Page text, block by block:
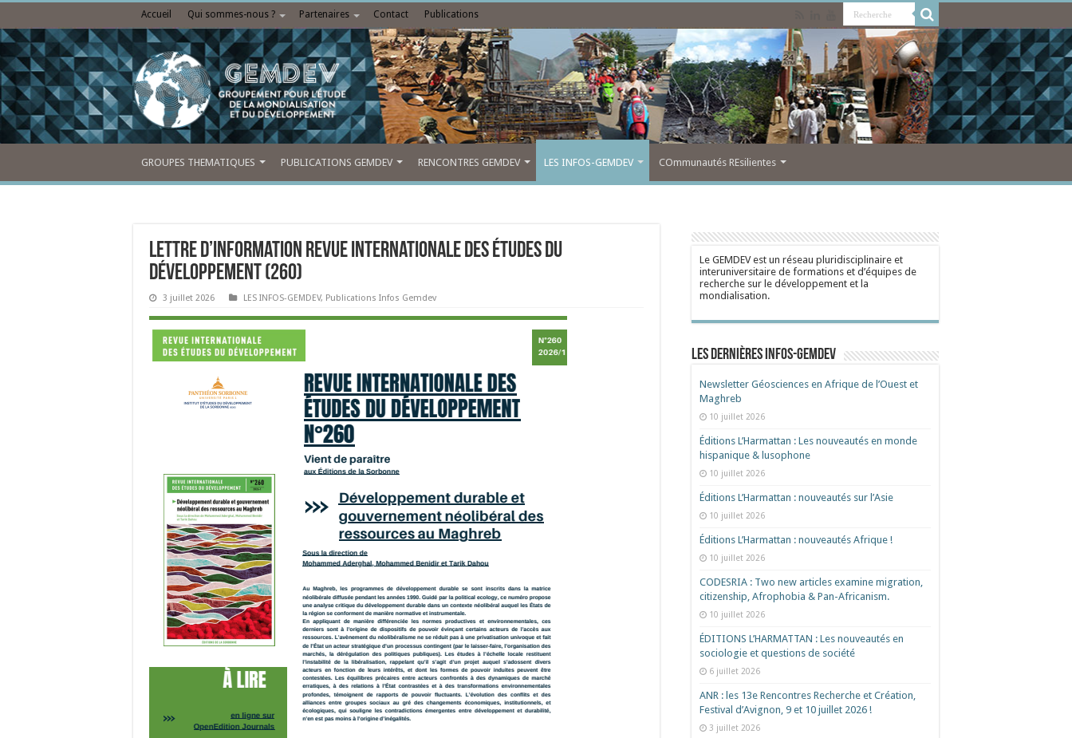
Accueil Qui sommes-nous ? Partenaires Contact Publications
GROUPES THEMATIQUES PUBLICATIONS GEMDEV RENCONTRES GEMDEV LES INFOS-GEMDEV COmmunautés REsilientes
Lettre d’information Revue internationale des études du
développement (260)
3 juillet 2026 LES INFOS-GEMDEV, Publications Infos Gemdev
Le GEMDEV est un réseau pluridisciplinaire et
interuniversitaire de formations et d’équipes de
recherche sur le développement et la
mondialisation.
Les dernières Infos-Gemdev
Newsletter Géosciences en Afrique de l’Ouest et
Maghreb
10 juillet 2026
Éditions L’Harmattan : Les nouveautés en monde
hispanique & lusophone
10 juillet 2026
Éditions L’Harmattan : nouveautés sur l’Asie
10 juillet 2026
Éditions L’Harmattan : nouveautés Afrique !​
10 juillet 2026
CODESRIA : Two new articles examine migration,
citizenship, Afrophobia & Pan-Africanism.
10 juillet 2026
ÉDITIONS L’HARMATTAN : Les nouveautés en
sociologie et questions de société
6 juillet 2026
ANR : les 13e Rencontres Recherche et Création,
Festival d’Avignon, 9 et 10 juillet 2026 !
3 juillet 2026